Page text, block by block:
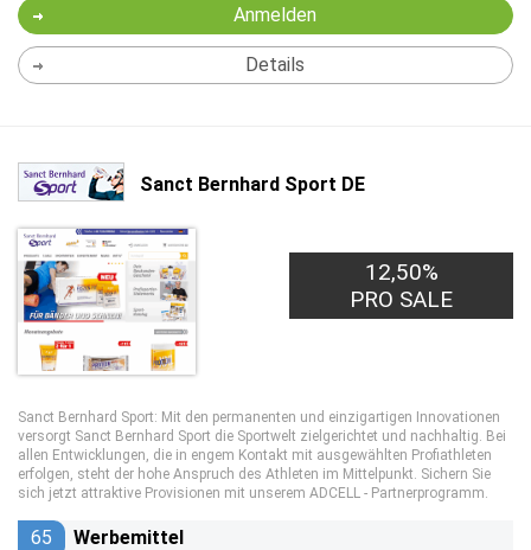
Anmelden
Details
Sanct Bernhard Sport DE
12,50%
PRO SALE
Sanct Bernhard Sport: Mit den permanenten und einzigartigen Innovationen
versorgt Sanct Bernhard Sport die Sportwelt zielgerichtet und nachhaltig. Bei
allen Entwicklungen, die in engem Kontakt mit ausgewählten Profiathleten
erfolgen, steht der hohe Anspruch des Athleten im Mittelpunkt. Sichern Sie
sich jetzt attraktive Provisionen mit unserem ADCELL - Partnerprogramm.
65 Werbemittel